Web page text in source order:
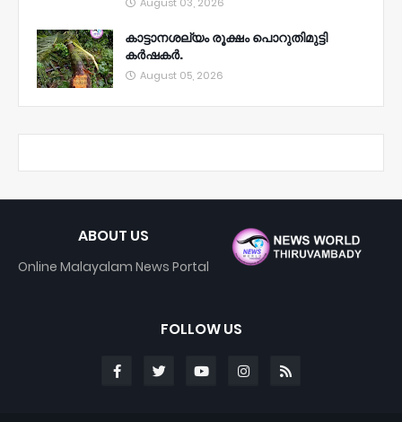
കാട്ടാനശല്യം രൂക്ഷം പൊറുതിമുട്ടി
കർഷകർ.
August 05, 2026
ABOUT US
Online Malayalam News Portal
FOLLOW US